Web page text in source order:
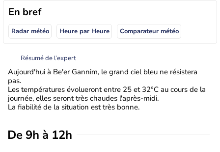
En bref
Radar météo Heure par Heure Comparateur météo
Résumé de l’expert
Aujourd'hui à Be'er Gannim, le grand ciel bleu ne résistera
pas.
Les températures évolueront entre 25 et 32°C au cours de la
journée, elles seront très chaudes l'après-midi.
La fiabilité de la situation est très bonne.
De 9h à 12h